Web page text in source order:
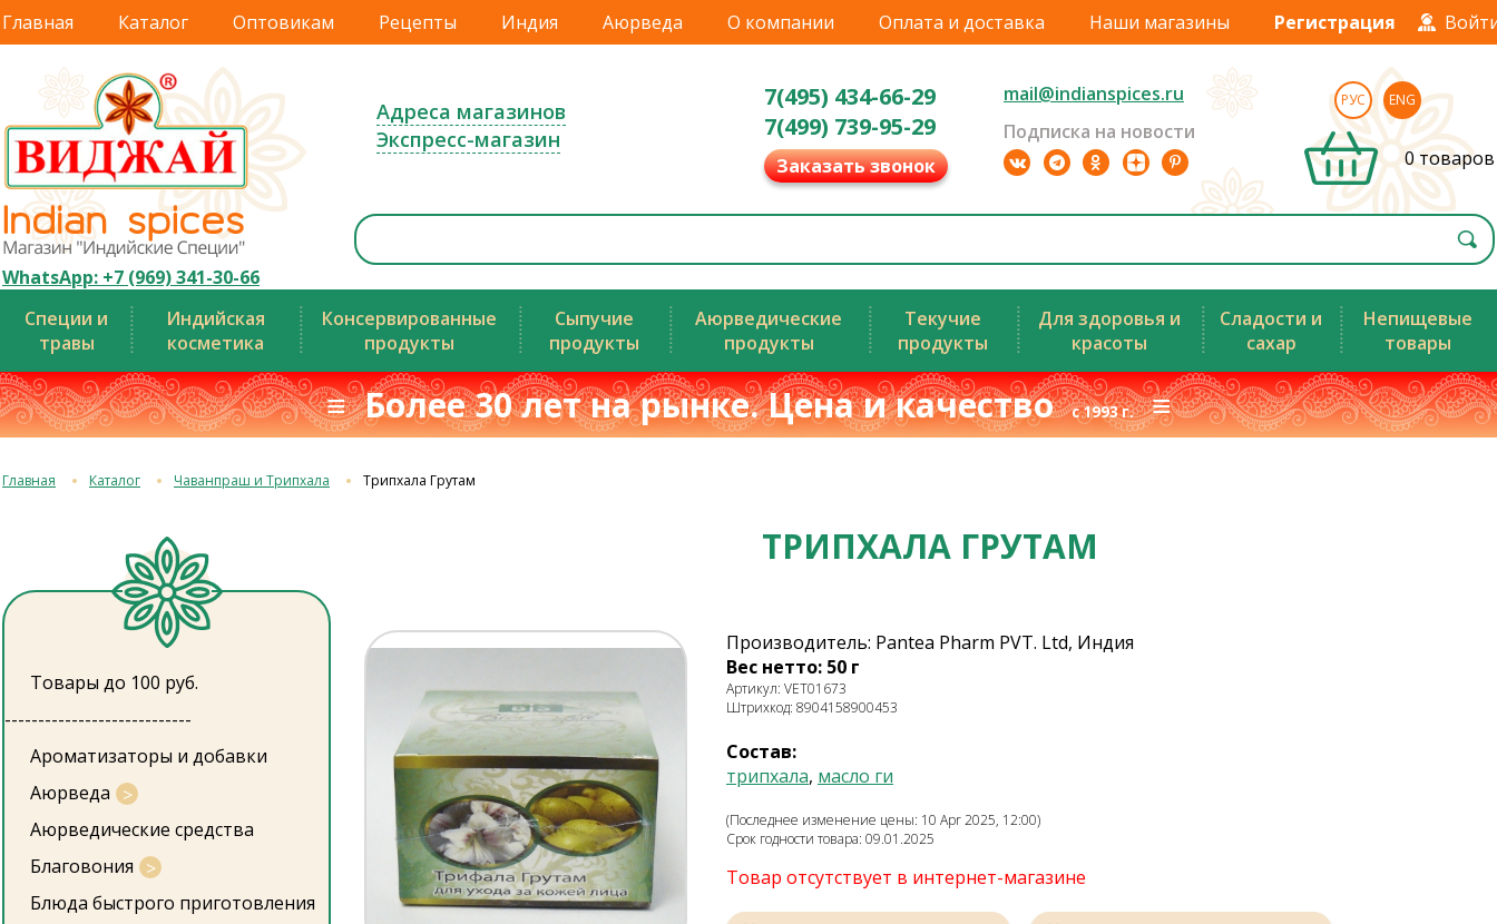
Главная Каталог Оптовикам Рецепты Индия Аюрведа О компании Оплата и доставка Наши магазины Регистрация
WhatsApp: +7 (969) 341-30-66
Адреса магазинов
Экспресс-магазин
7(495) 434-66-29
7(499) 739-95-29
Заказать звонок
mail@indianspices.ru
Подписка на новости
РУС ENG
0 товаров
Специи и
травы
Индийская
косметика
Консервированные
продукты
Сыпучие
продукты
Аюрведические
продукты
Текучие
продукты
Для здоровья и
красоты
Сладости и
сахар
Непищевые
товары
≡ Более 30 лет на рынке. Цена и качествос 1993 г.≡
Главная Каталог Чаванпраш и Трипхала Трипхала Грутам
Товары до 100 руб.
----------------------------
Ароматизаторы и добавки
Аюрведа
Аюрведические средства
Благовония
Блюда быстрого приготовления
ТРИПХАЛА ГРУТАМ
Производитель: Pantea Pharm PVT. Ltd, Индия
Вес нетто: 50 г
Артикул: VET01673
Штрихкод: 8904158900453
Состав:
трипхала, масло ги
(Последнее изменение цены: 10 Apr 2025, 12:00)
Срок годности товара: 09.01.2025
Товар отсутствует в интернет-магазине